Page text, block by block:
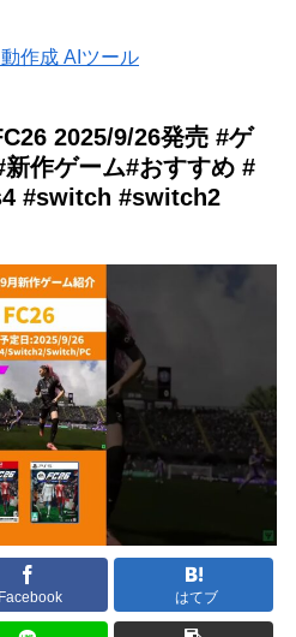
作成 AIツール
2025/9/26発売 #ゲ
作ゲーム#おすすめ #
#switch #switch2
Facebook はてブ